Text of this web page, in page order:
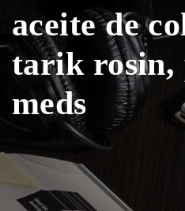
aceite de
tarik rosin,
meds